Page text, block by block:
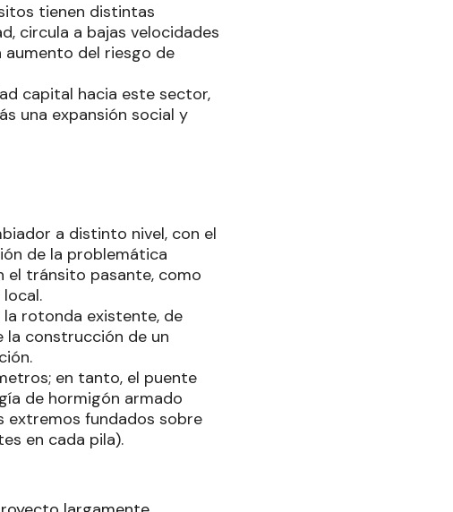
tienen distintas
circula a bajas velocidades
aumento del riesgo de
capital hacia este sector,
una expansión social y
a distinto nivel, con el
de la problemática
el tránsito pasante, como
la rotonda existente, de
construcción de un
en tanto, el puente
de hormigón armado
extremos fundados sobre
en cada pila).